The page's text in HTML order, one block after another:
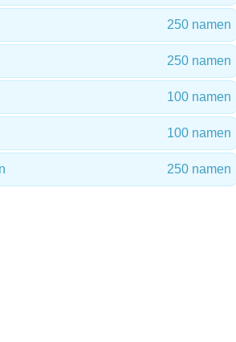
250 namen
250 namen
100 namen
100 namen
250 namen